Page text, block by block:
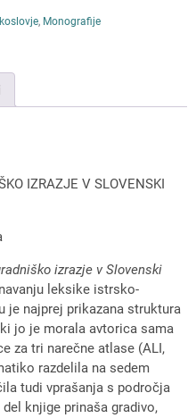
, Monografije
IZRAZJE V SLOVENSKI
izrazje v Slovenski
leksike istrsko-
je najprej prikazana struktura
jo je morala avtorica sama
za tri narečne atlase (ALI,
razdelila na sedem
tudi vprašanja s področja
knjige prinaša gradivo,